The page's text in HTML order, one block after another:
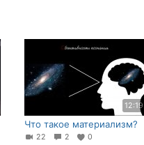
12:19
Что такое материализм?
22 2 0